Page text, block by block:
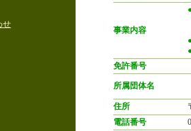
せ
事業内容
免許番号
所属団体名
住所
電話番号